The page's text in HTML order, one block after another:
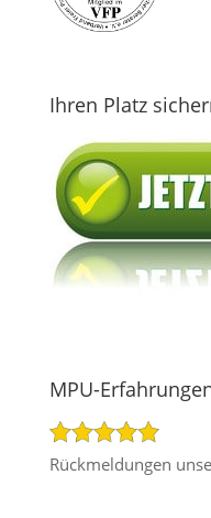
Ihren Platz
MPU-
Rückmeldungen